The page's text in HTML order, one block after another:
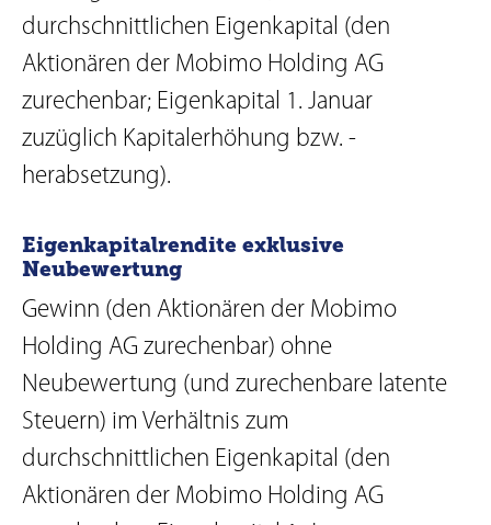
durchschnittlichen Eigenkapital (den
Aktionären der Mobimo Holding AG
zurechenbar; Eigenkapital 1. Januar
zuzüglich Kapitalerhöhung bzw. -
herabsetzung).
Eigenkapitalrendite exklusive
Neubewertung
Gewinn (den Aktionären der Mobimo
Holding AG zurechenbar) ohne
Neubewertung (und zurechenbare latente
Steuern) im Verhältnis zum
durchschnittlichen Eigenkapital (den
Aktionären der Mobimo Holding AG